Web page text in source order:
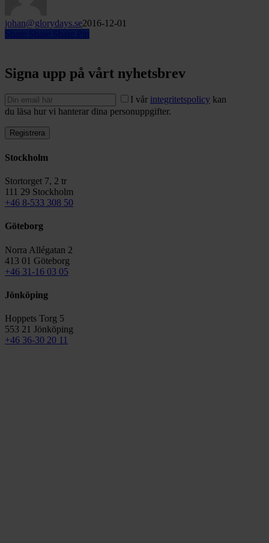
johan@glorydays.se2016-12-01
Signa upp på vårt nyhetsbrev
I vår integritetspolicy kan
du läsa hur vi hanterar dina personuppgifter.
Stockholm
Stortorget 7, 2 tr
111 29 Stockholm
+46 8-533 308 50
Göteborg
Norra Allégatan 2
413 01 Göteborg
+46 31-16 03 05
Jönköping
Hoppets Torg 5
553 21 Jönköping
+46 36-30 20 11